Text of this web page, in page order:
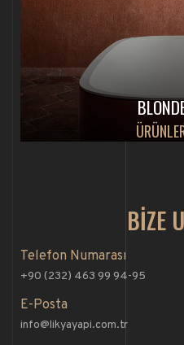
BİZE
Telefon Numarası
+90 (232) 463 99 94-95
E-Posta
info@likyayapi.com.tr